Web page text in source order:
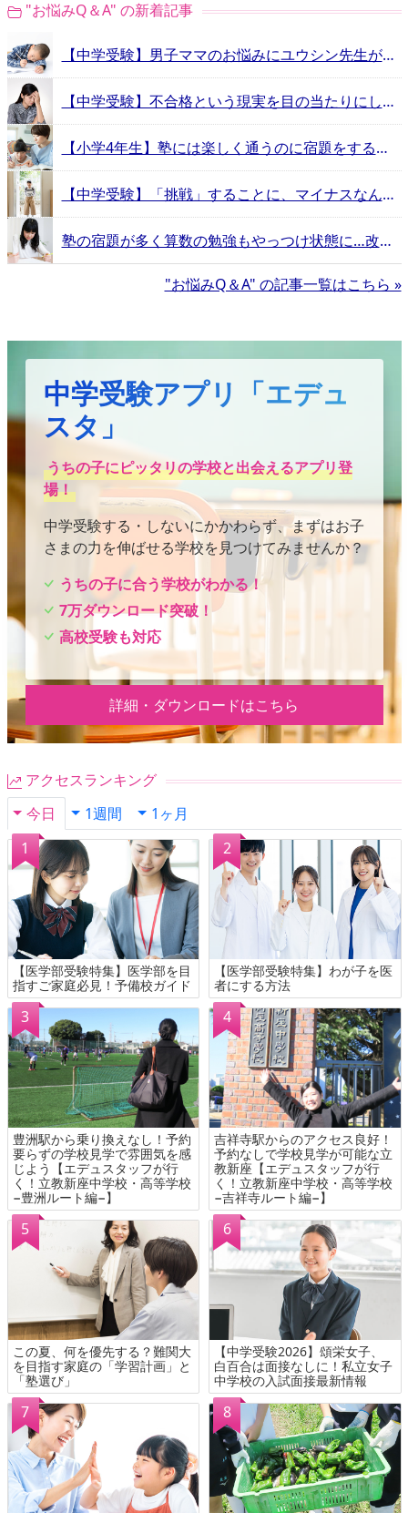
"お悩みQ＆A" の新着記事
【中学受験】男子ママのお悩みにユウシン先生が回答！“3つの嫌”を乗り越えるには？
【中学受験】不合格という現実を目の当たりにした親の心情は？入試前に見ておきたい先輩保護者のお悩み動画
【小学4年生】塾には楽しく通うのに宿題をすることが大嫌い！口出しするべき？放置すべき？
【中学受験】「挑戦」することに、マイナスなんかない。スクールカウンセラーが回答するお悩みQ&A
塾の宿題が多く算数の勉強もやっつけ状態に…改善方法は？
"お悩みQ＆A" の記事一覧はこちら »
中学受験アプリ「エデュ
スタ」
うちの子にピッタリの学校と出会えるアプリ登
場！
中学受験する・しないにかかわらず、まずはお子
さまの力を伸ばせる学校を見つけてみませんか？
うちの子に合う学校がわかる！
7万ダウンロード突破！
高校受験も対応
詳細・ダウンロードはこちら
アクセスランキング
今日
1週間 1ヶ月
【医学部受験特集】医学部を目
指すご家庭必見！予備校ガイド
【医学部受験特集】わが子を医
者にする方法
豊洲駅から乗り換えなし！予約
要らずの学校見学で雰囲気を感
じよう【エデュスタッフが行
く！立教新座中学校・高等学校
−豊洲ルート編−】
吉祥寺駅からのアクセス良好！
予約なしで学校見学が可能な立
教新座【エデュスタッフが行
く！立教新座中学校・高等学校
−吉祥寺ルート編−】
この夏、何を優先する？難関大
を目指す家庭の「学習計画」と
「塾選び」
【中学受験2026】頌栄女子、
白百合は面接なしに！私立女子
中学校の入試面接最新情報